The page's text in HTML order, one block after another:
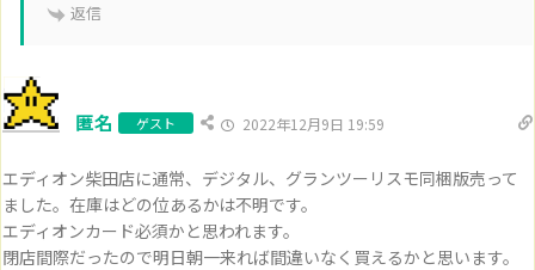
返信
匿名 ゲスト 2022年12月9日 19:59
エディオン柴田店に通常、デジタル、グランツーリスモ同梱版売って
ました。在庫はどの位あるかは不明です。
エディオンカード必須かと思われます。
閉店間際だったので明日朝一来れば間違いなく買えるかと思います。